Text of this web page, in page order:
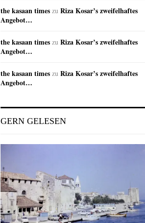
the kasaan times zu Riza Kosar’s zweifelhaftes
Angebot…
the kasaan times zu Riza Kosar’s zweifelhaftes
Angebot…
the kasaan times zu Riza Kosar’s zweifelhaftes
Angebot…
GERN GELESEN